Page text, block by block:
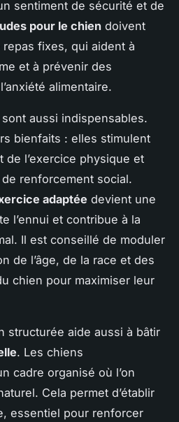
sentiment de sécurité et de
pour le chien doivent
fixes, qui aident à
et à prévenir des
alimentaire.
aussi indispensables.
bienfaits : elles stimulent
l’exercice physique et
renforcement social.
adaptée devient une
l’ennui et contribue à la
Il est conseillé de moduler
de l’âge, de la race et des
chien pour maximiser leur
structurée aide aussi à bâtir
. Les chiens
cadre organisé où l’on
Cela permet d’établir
essentiel pour renforcer